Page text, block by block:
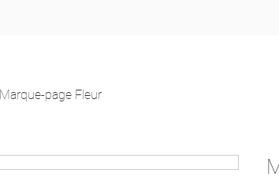
Marque-page Fleur